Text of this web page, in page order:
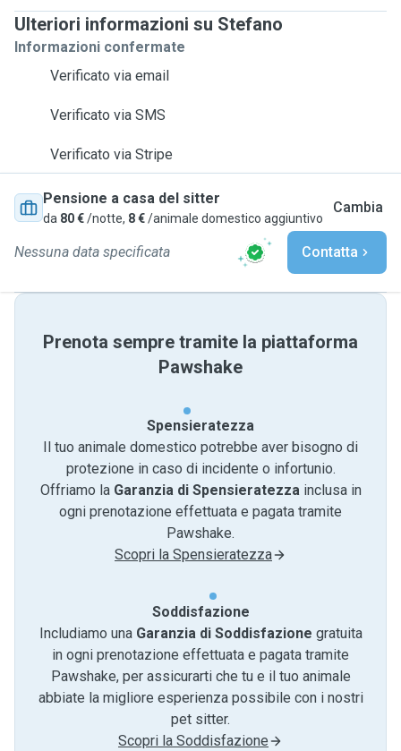
Ulteriori informazioni su Stefano
Informazioni confermate
Verificato via email
Verificato via SMS
Verificato via Stripe
Pensione a casa del sitter
da 80 €/notte, 8 €/animale domestico aggiuntivo
Cambia
Nessuna data specificata Contatta
Prenota sempre tramite la piattaforma
Pawshake
Spensieratezza
Il tuo animale domestico potrebbe aver bisogno di
protezione in caso di incidente o infortunio.
Offriamo la Garanzia di Spensieratezzainclusa in
ogni prenotazione effettuata e pagata tramite
Pawshake.
Scopri la Spensieratezza
Soddisfazione
Includiamo una Garanzia di Soddisfazione gratuita
in ogni prenotazione effettuata e pagata tramite
Pawshake, per assicurarti che tu e il tuo animale
abbiate la migliore esperienza possibile con i nostri
pet sitter.
Scopri la Soddisfazione